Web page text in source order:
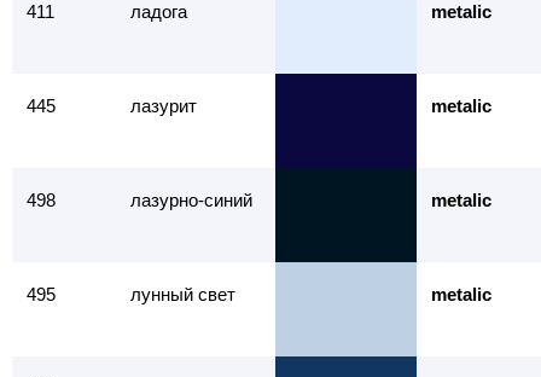
411 ладога metalic
445 лазурит metalic
498 лазурно-синий metalic
495 лунный свет metalic